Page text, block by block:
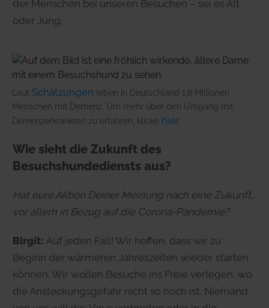
der Menschen bei unseren Besuchen – sei es Alt
oder Jung.
Laut Schätzungen leben in Deutschland 1,6 Millionen
Menschen mit Demenz. Um mehr über den Umgang mit
Demenzerkrankten zu erfahren, klicke hier
Wie sieht die Zukunft des
Besuchshundediensts aus?
Hat eure Aktion Deiner Meinung nach eine Zukunft,
vor allem in Bezug auf die Corona-Pandemie?
Birgit: Auf jeden Fall! Wir hoffen, dass wir zu
Beginn der wärmeren Jahreszeiten wieder starten
können. Wir wollen Besuche ins Freie verlegen, wo
die Ansteckungsgefahr nicht so hoch ist. Niemand